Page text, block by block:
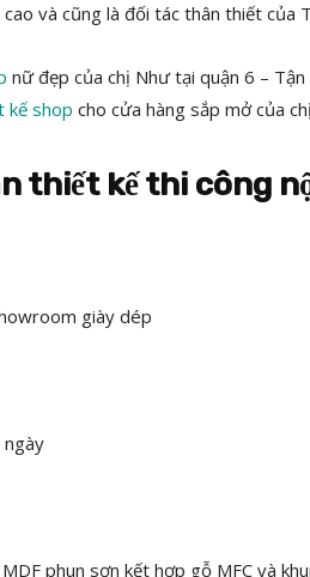
và cũng là đối tác thân thiết của
nữ đẹp của chị Như tại quận 6 –
kế shop cho cửa hàng sắp mở của
thiết kế thi công
giày dép
ngày
phun sơn kết hợp gỗ MFC và